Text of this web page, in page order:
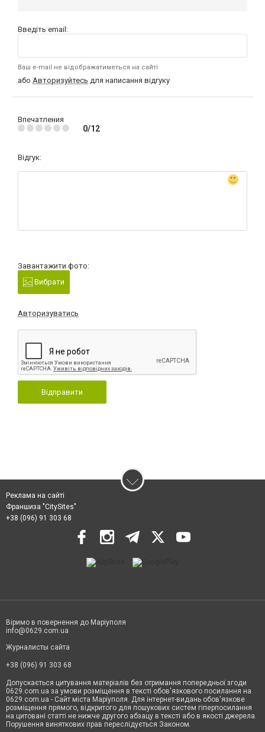
Введіть email:
Ваш e-mail не відображатиметься на сайті
або Авторизуйтесь для написання відгуку
Впечатления
0/12
Відгук:
Завантажити фото:
Вибрати
Авторизуватись
Відправити
Реклама на сайті
Франшиза "CitySites"
+38 (096) 91 303 68
Віримо в повернення до Маріуполя
info@0629.com.ua
Журналисты сайта
+38 (096) 91 303 68
Допускається цитування матеріалів без отримання попередньої згоди
0629.com.ua за умови розміщення в тексті обов'язкового посилання на
0629.com.ua - Сайт міста Маріуполя. Для інтернет-видань обов'язкове
розміщення прямого, відкритого для пошукових систем гіперпосилання
на цитовані статті не нижче другого абзацу в тексті або в якості джерела.
Порушення виняткових прав переслідується Законом.